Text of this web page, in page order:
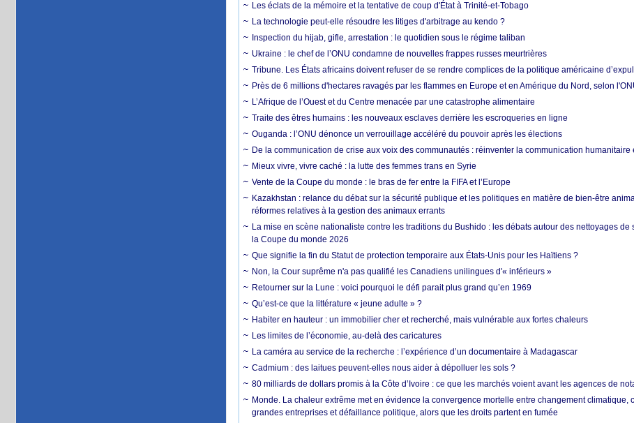
Les éclats de la mémoire et la tentative de coup d'État à Trinité-et-Tobago
La technologie peut-elle résoudre les litiges d'arbitrage au kendo ?
Inspection du hijab, gifle, arrestation : le quotidien sous le régime taliban
Ukraine : le chef de l’ONU condamne de nouvelles frappes russes meurtrières
Tribune. Les États africains doivent refuser de se rendre complices de la politique américaine
Près de 6 millions d'hectares ravagés par les flammes en Europe et en Amérique du Nord, selon
L’Afrique de l’Ouest et du Centre menacée par une catastrophe alimentaire
Traite des êtres humains : les nouveaux esclaves derrière les escroqueries en ligne
Ouganda : l’ONU dénonce un verrouillage accéléré du pouvoir après les élections
De la communication de crise aux voix des communautés : réinventer la communication humanitaire
Mieux vivre, vivre caché : la lutte des femmes trans en Syrie
Vente de la Coupe du monde : le bras de fer entre la FIFA et l’Europe
Kazakhstan : relance du débat sur la sécurité publique et les politiques en matière de bien-être
réformes relatives à la gestion des animaux errants
La mise en scène nationaliste contre les traditions du Bushido : les débats autour des nettoyages de
la Coupe du monde 2026
Que signifie la fin du Statut de protection temporaire aux États-Unis pour les Haïtiens ?
Non, la Cour suprême n'a pas qualifié les Canadiens unilingues d'« inférieurs »
Retourner sur la Lune : voici pourquoi le défi parait plus grand qu’en 1969
Qu’est-ce que la littérature « jeune adulte » ?
Habiter en hauteur : un immobilier cher et recherché, mais vulnérable aux fortes chaleurs
Les limites de l’économie, au-delà des caricatures
La caméra au service de la recherche : l’expérience d’un documentaire à Madagascar
Cadmium : des laitues peuvent-elles nous aider à dépolluer les sols ?
80 milliards de dollars promis à la Côte d’Ivoire : ce que les marchés voient avant les agences de
Monde. La chaleur extrême met en évidence la convergence mortelle entre changement climatique,
grandes entreprises et défaillance politique, alors que les droits partent en fumée